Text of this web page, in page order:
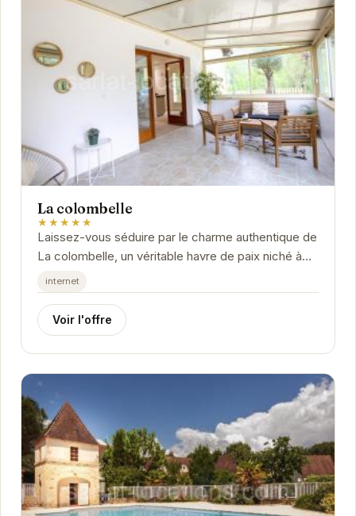
La colombelle
★★★★★
Laissez-vous séduire par le charme authentique de
La colombelle, un véritable havre de paix niché à
Carsac-Aillac.
internet
Voir l'offre